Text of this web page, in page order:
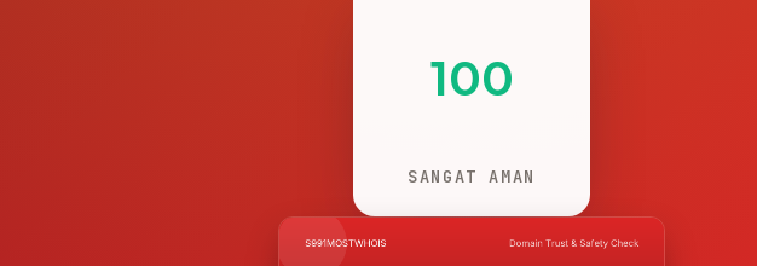
100
SANGAT AMAN